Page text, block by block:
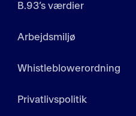
B.93’s værdier
Arbejdsmiljø
Whistleblowerordning
Privatlivspolitik